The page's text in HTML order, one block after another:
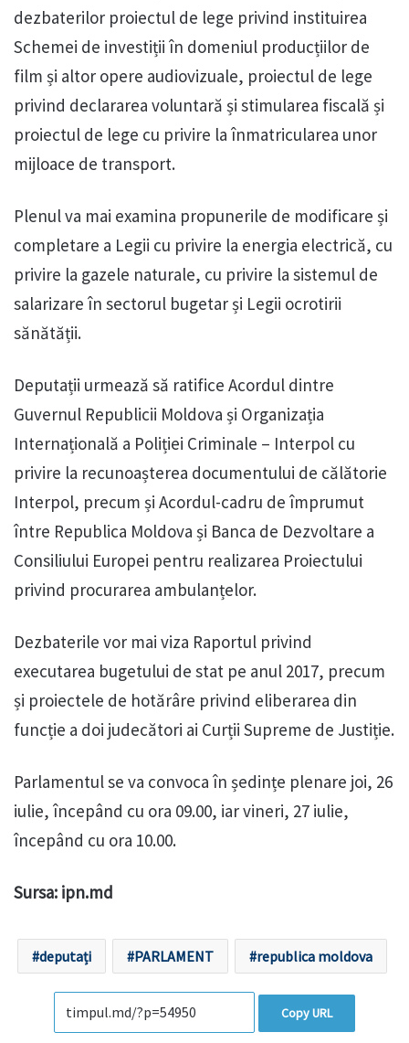
dezbaterilor proiectul de lege privind instituirea
Schemei de investiții în domeniul producțiilor de
film și altor opere audiovizuale, proiectul de lege
privind declararea voluntară și stimularea fiscală și
proiectul de lege cu privire la înmatricularea unor
mijloace de transport.
Plenul va mai examina propunerile de modificare și
completare a Legii cu privire la energia electrică, cu
privire la gazele naturale, cu privire la sistemul de
salarizare în sectorul bugetar și Legii ocrotirii
sănătății.
Deputații urmează să ratifice Acordul dintre
Guvernul Republicii Moldova și Organizația
Internațională a Poliției Criminale – Interpol cu
privire la recunoașterea documentului de călătorie
Interpol, precum și Acordul-cadru de împrumut
între Republica Moldova și Banca de Dezvoltare a
Consiliului Europei pentru realizarea Proiectului
privind procurarea ambulanțelor.
Dezbaterile vor mai viza Raportul privind
executarea bugetului de stat pe anul 2017, precum
și proiectele de hotărâre privind eliberarea din
funcție a doi judecători ai Curții Supreme de Justiție.
Parlamentul se va convoca în ședințe plenare joi, 26
iulie, începând cu ora 09.00, iar vineri, 27 iulie,
începând cu ora 10.00.
Sursa: ipn.md
deputați PARLAMENT republica moldova
Copy URL